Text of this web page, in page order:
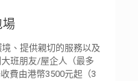
場
、提供親切的服務以及
班朋友/屋企人（最多
費由港幣3500元起（3